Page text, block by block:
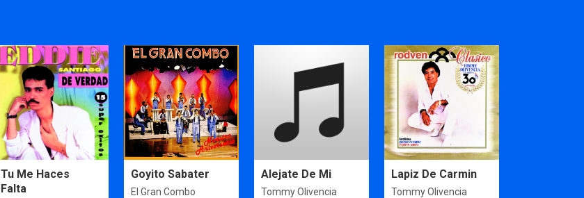
Tu Me Haces
Falta
Goyito Sabater
El Gran Combo
Alejate De Mi
Tommy Olivencia
Lapiz De Carmin
Tommy Olivencia